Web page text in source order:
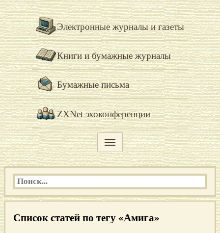
Электронные журналы и газеты
Книги и бумажные журналы
Бумажные письма
ZXNet эхоконференции
Список статей по тегу «Амига»